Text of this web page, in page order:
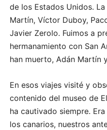
de los Estados Unidos.
Martín, Víctor Duboy,
Javier Zerolo. Fuimos a
hermanamiento con San
han muerto, Adán Martín
En esos viajes visité y
contenido del museo de
ha cautivado siempre.
los canarios, nuestros